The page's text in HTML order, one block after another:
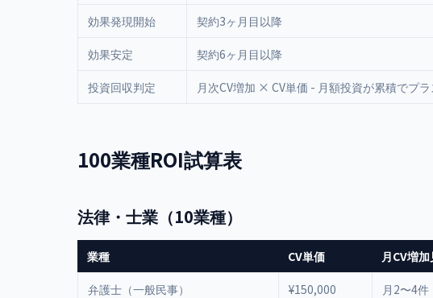
効果発現開始 契約3ヶ月目以降
効果安定 契約6ヶ月目以降
投資回収判定 月次CV増加 × CV単価 - 月額投資が累積でプラ
100業種ROI試算表
法律・士業（10業種）
業種 CV単価 月CV増
弁護士（一般民事） ¥150,000 月2〜4件